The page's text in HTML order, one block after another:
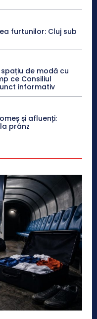
furtunilor: Cluj sub
spațiu de modă cu
ce Consiliul
informativ
și afluenți:
prânz